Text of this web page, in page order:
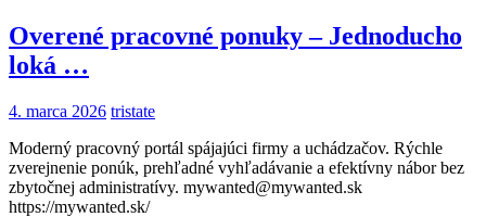
Overené pracovné ponuky – Jednoducho
loká …
4. marca 2026 tristate
Moderný pracovný portál spájajúci firmy a uchádzačov. Rýchle
zverejnenie ponúk, prehľadné vyhľadávanie a efektívny nábor bez
zbytočnej administratívy. mywanted@mywanted.sk
https://mywanted.sk/